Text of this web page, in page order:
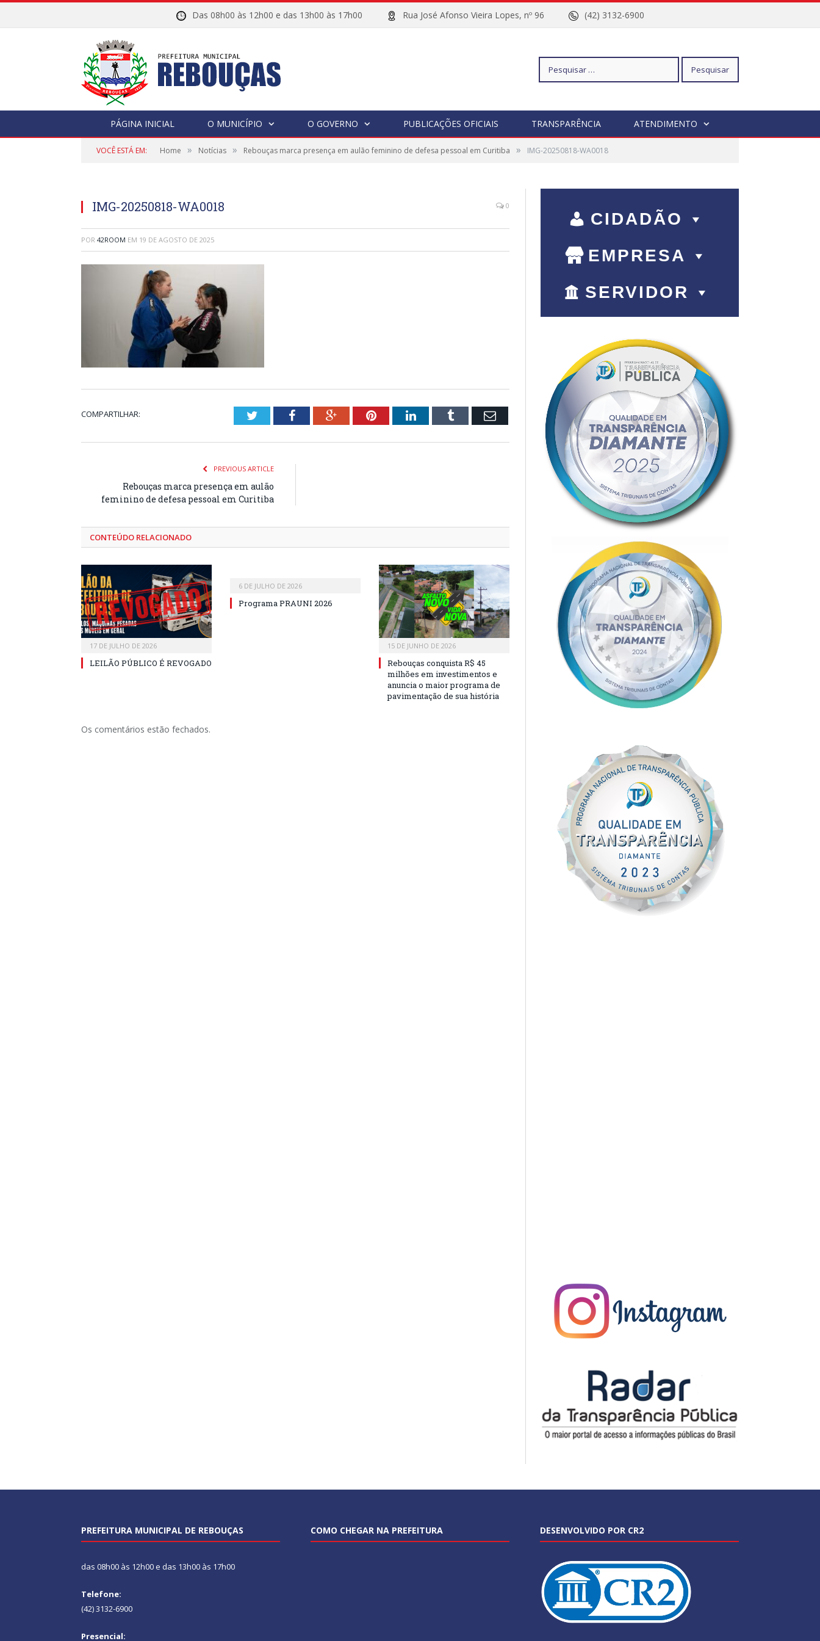
Das 08h00 às 12h00 e das 13h00 às 17h00 Rua José Afonso Vieira Lopes, nº 96 (42) 3132-6900
Pesquisar
por:
PÁGINA INICIAL O MUNICÍPIO O GOVERNO PUBLICAÇÕES OFICIAIS TRANSPARÊNCIA ATENDIMENTO
VOCÊ ESTÁ EM: Home » Notícias » Rebouças marca presença em aulão feminino de defesa pessoal em Curitiba » IMG-20250818-WA0018
IMG-20250818-WA0018 0
POR 42ROOM EM 19 DE AGOSTO DE 2025
COMPARTILHAR: TwitterFacebookGoogle+PinterestLinkedInTumblr Email
PREVIOUS ARTICLE
Rebouças marca presença em aulão
feminino de defesa pessoal em Curitiba
CONTEÚDO RELACIONADO
17 DE JULHO DE 2026
LEILÃO PÚBLICO É REVOGADO
6 DE JULHO DE 2026
Programa PRAUNI 2026
15 DE JUNHO DE 2026
Rebouças conquista R$ 45
milhões em investimentos e
anuncia o maior programa de
pavimentação de sua história
Os comentários estão fechados.
CIDADÃO
EMPRESA
SERVIDOR
PREFEITURA MUNICIPAL DE REBOUÇAS
das 08h00 às 12h00 e das 13h00 às 17h00
Telefone:
(42) 3132-6900
Presencial:
COMO CHEGAR NA PREFEITURA DESENVOLVIDO POR CR2